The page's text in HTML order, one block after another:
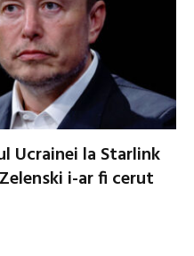
Ucrainei la Starlink
i-ar fi cerut